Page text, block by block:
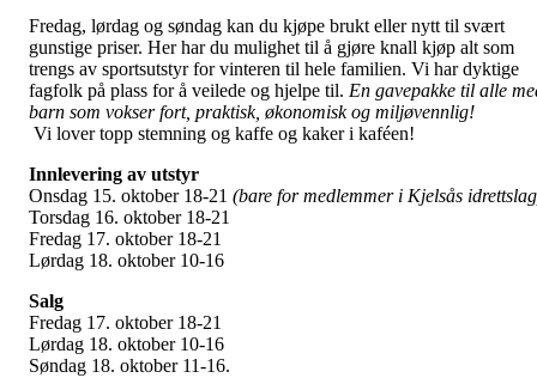
Fredag, lørdag og søndag kan du kjøpe brukt eller nytt til svært
gunstige priser. Her har du mulighet til å gjøre knall kjøp alt som
trengs av sportsutstyr for vinteren til hele familien. Vi har dyktige
fagfolk på plass for å veilede og hjelpe til. En gavepakke til alle
barn som vokser fort, praktisk, økonomisk og miljøvennlig!
Vi lover topp stemning og kaffe og kaker i kaféen!
Innlevering av utstyr
Onsdag 15. oktober 18-21 (bare for medlemmer i Kjelsås
Torsdag 16. oktober 18-21
Fredag 17. oktober 18-21
Lørdag 18. oktober 10-16
Salg
Fredag 17. oktober 18-21
Lørdag 18. oktober 10-16
Søndag 18. oktober 11-16.